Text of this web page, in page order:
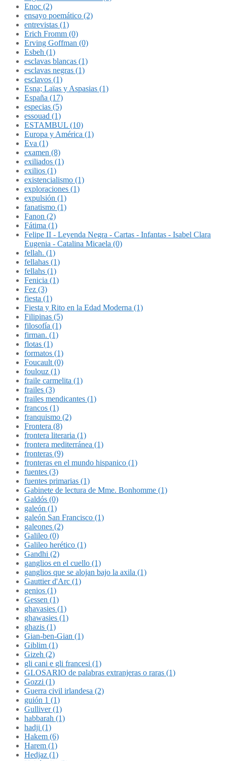
Enoc (2)
ensayo poemático (2)
entrevistas (1)
Erich Fromm (0)
Erving Goffman (0)
Esbeh (1)
esclavas blancas (1)
esclavas negras (1)
esclavos (1)
Esna; Laïas y Aspasias (1)
España (17)
especias (5)
essouad (1)
ESTAMBUL (10)
Europa y América (1)
Eva (1)
examen (8)
exiliados (1)
exilios (1)
existencialismo (1)
exploraciones (1)
expulsión (1)
fanatismo (1)
Fanon (2)
Fátima (1)
Felipe II - Leyenda Negra - Cartas - Infantas - Isabel Clara
Eugenia - Catalina Micaela (0)
fellah. (1)
fellahas (1)
fellahs (1)
Fenicia (1)
Fez (3)
fiesta (1)
Fiesta y Rito en la Edad Moderna (1)
Filipinas (5)
filosofía (1)
firman. (1)
flotas (1)
formatos (1)
Foucault (0)
foulouz (1)
fraile carmelita (1)
frailes (3)
frailes mendicantes (1)
francos (1)
franquismo (2)
Frontera (8)
frontera literaria (1)
frontera mediterránea (1)
fronteras (9)
fronteras en el mundo hispanico (1)
fuentes (3)
fuentes primarias (1)
Gabinete de lectura de Mme. Bonhomme (1)
Galdós (0)
galeón (1)
galeón San Francisco (1)
galeones (2)
Galileo (0)
Galileo herético (1)
Gandhi (2)
ganglios en el cuello (1)
ganglios que se alojan bajo la axila (1)
Gauttier d'Arc (1)
genios (1)
Gessen (1)
ghavasies (1)
ghawasies (1)
ghazis (1)
Gian-ben-Gian (1)
Giblim (1)
Gizeh (2)
gli cani e gli francesi (1)
GLOSARIO de palabras extranjeras o raras (1)
Gozzi (1)
Guerra civil irlandesa (2)
guión 1 (1)
Gulliver (1)
habbarah (1)
hadji (1)
Hakem (6)
Harem (1)
Hedjaz (1)